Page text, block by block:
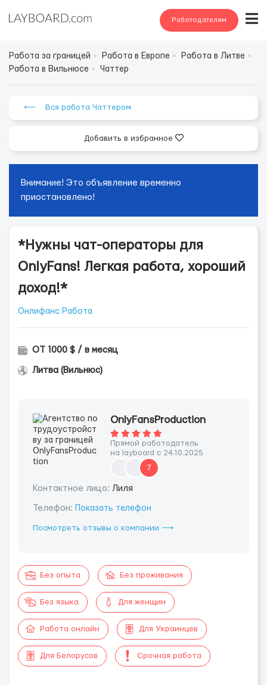
Работодателям
Работа за границей Работа в Европе
Работа в Литве
Работа в Вильнюсе
Чаттер
⟵ Вся работа Чаттером
Добавить в избранное
Внимание! Это объявление временно
приостановлено!
*Нужны чат-операторы для
OnlyFans! Легкая работа, хороший
доход!*
Онлифанс Работа
ОТ 1000 $ / в месяц
Литва (Вильнюс)
OnlyFansProduction
Прямой работодатель
на layboard с 24.10.2025
7
Контактное лицо: Лиля
Телефон: Показать телефон
Посмотреть отзывы о компании ⟶
Без опыта Без проживания
Без языка Для женщин
Работа онлайн Для Украинцев
Для Белорусов Срочная работа